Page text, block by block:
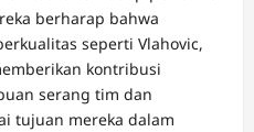
berharap bahwa
seperti Vlahovic,
kontribusi
serang tim dan
tujuan mereka dalam